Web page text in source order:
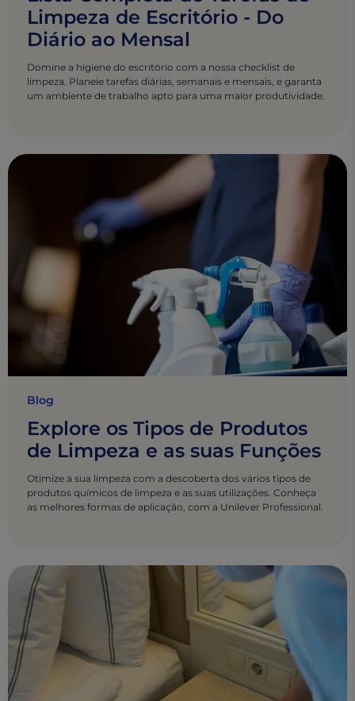
Limpeza de Escritório - Do
Diário ao Mensal
Domine a higiene do escritório com a nossa checklist de
limpeza. Planeie tarefas diárias, semanais e mensais, e garanta
um ambiente de trabalho apto para uma maior produtividade.
Blog
Explore os Tipos de Produtos
de Limpeza e as suas Funções
Otimize a sua limpeza com a descoberta dos vários tipos de
produtos químicos de limpeza e as suas utilizações. Conheça
as melhores formas de aplicação, com a Unilever Professional.